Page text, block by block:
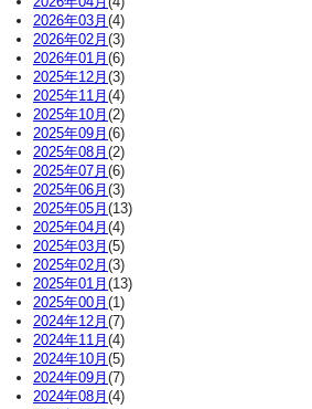
2026年03月(4)
2026年02月(3)
2026年01月(6)
2025年12月(3)
2025年11月(4)
2025年10月(2)
2025年09月(6)
2025年08月(2)
2025年07月(6)
2025年06月(3)
2025年05月(13)
2025年04月(4)
2025年03月(5)
2025年02月(3)
2025年01月(13)
2025年00月(1)
2024年12月(7)
2024年11月(4)
2024年10月(5)
2024年09月(7)
2024年08月(4)